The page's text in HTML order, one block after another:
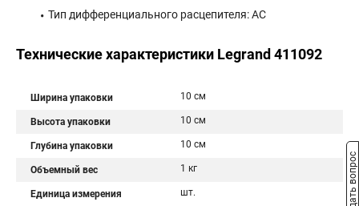
Тип дифференциального расцепителя: AC
Технические характеристики Legrand 411092
Ширина упаковки 10 см
Высота упаковки 10 см
Глубина упаковки 10 см
Объемный вес 1 кг
Единица измерения шт. Задать вопрос